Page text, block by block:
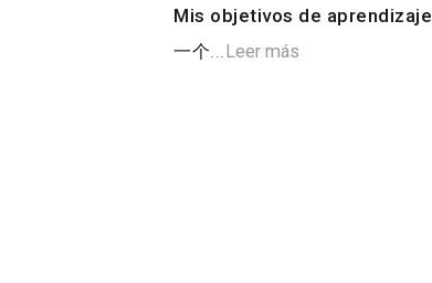
Mis objetivos de aprendizaje
一个... Leer más